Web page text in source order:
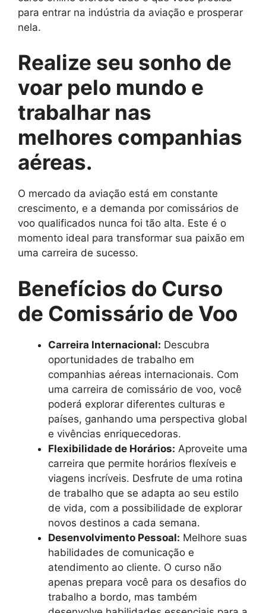
para entrar na indústria da aviação e prosperar
nela.
Realize seu sonho de
voar pelo mundo e
trabalhar nas
melhores companhias
aéreas.
O mercado da aviação está em constante
crescimento, e a demanda por comissários de
voo qualificados nunca foi tão alta. Este é o
momento ideal para transformar sua paixão em
uma carreira de sucesso.
Benefícios do Curso
de Comissário de Voo
Carreira Internacional: Descubra
oportunidades de trabalho em
companhias aéreas internacionais. Com
uma carreira de comissário de voo, você
poderá explorar diferentes culturas e
países, ganhando uma perspectiva global
e vivências enriquecedoras.
Flexibilidade de Horários: Aproveite uma
carreira que permite horários flexíveis e
viagens incríveis. Desfrute de uma rotina
de trabalho que se adapta ao seu estilo
de vida, com a possibilidade de explorar
novos destinos a cada semana.
Desenvolvimento Pessoal: Melhore suas
habilidades de comunicação e
atendimento ao cliente. O curso não
apenas prepara você para os desafios do
trabalho a bordo, mas também